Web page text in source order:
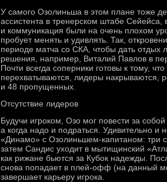
У самого Озолиньша в этом плане тоже
ассистента в тренерском штабе Сейейса,
и коммуникация были на очень плохом
пробует менять и удивлять. Так,
периоде матча со СКА, чтобы дать отдых
решения, например, Виталий Павлов в
Почти всегда соперники готовы к тому,
перехватываются, лидеры накрываются,
и 48 пропущенных.
Отсутствие лидеров
Будучи игроком, Озо мог повести за
а когда надо и подраться. Удивительно и
«Динамо» с Озолиньшем-капитаном: три
затем Сандис уходит в мытищинский
как рижане бьются за Кубок надежды.
снова попадает в плей-офф (на данный
завершает карьеру игрока.